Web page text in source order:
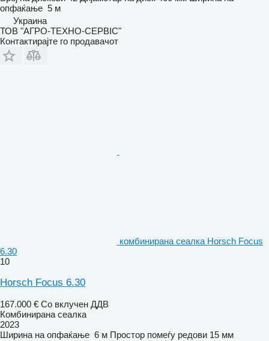
опфаќање 5 м
Украина
ТОВ "АГРО-ТЕХНО-СЕРВІС"
Контактирајте го продавачот
комбинирана сеалка Horsch Focus
6.30
10
Horsch Focus 6.30
167.000 € Со вклучен ДДВ
Комбинирана сеалка
2023
Ширина на опфаќање 6 м Простор помеѓу редови 15 мм